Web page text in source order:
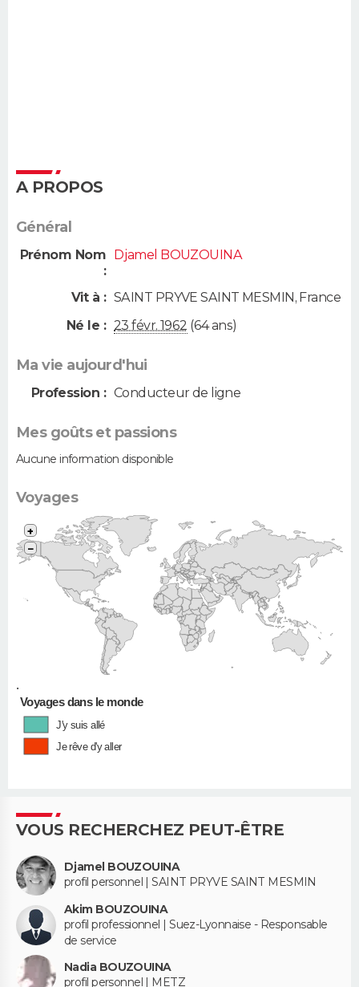
A PROPOS
Général
Prénom Nom
:
Djamel BOUZOUINA
Vit à : SAINT PRYVE SAINT MESMIN, France
Né le : 23 févr. 1962 (64 ans)
Ma vie aujourd'hui
Profession : Conducteur de ligne
Mes goûts et passions
Aucune information disponible
Voyages
•
+
−
Voyages dans le monde
J'y suis allé
Je rêve d'y aller
VOUS RECHERCHEZ PEUT-ÊTRE
Djamel BOUZOUINA
profil personnel | SAINT PRYVE SAINT MESMIN
Akim BOUZOUINA
profil professionnel | Suez-Lyonnaise - Responsable
de service
Nadia BOUZOUINA
profil personnel | METZ